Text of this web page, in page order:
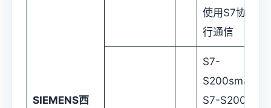
SIEMENS西
使用S7协议进
行通信
S7-
S200smart、
S7-S200系